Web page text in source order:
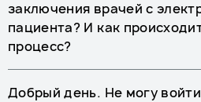
заключения врачей с
пациента? И как
процесс?
Добрый день. Не могу